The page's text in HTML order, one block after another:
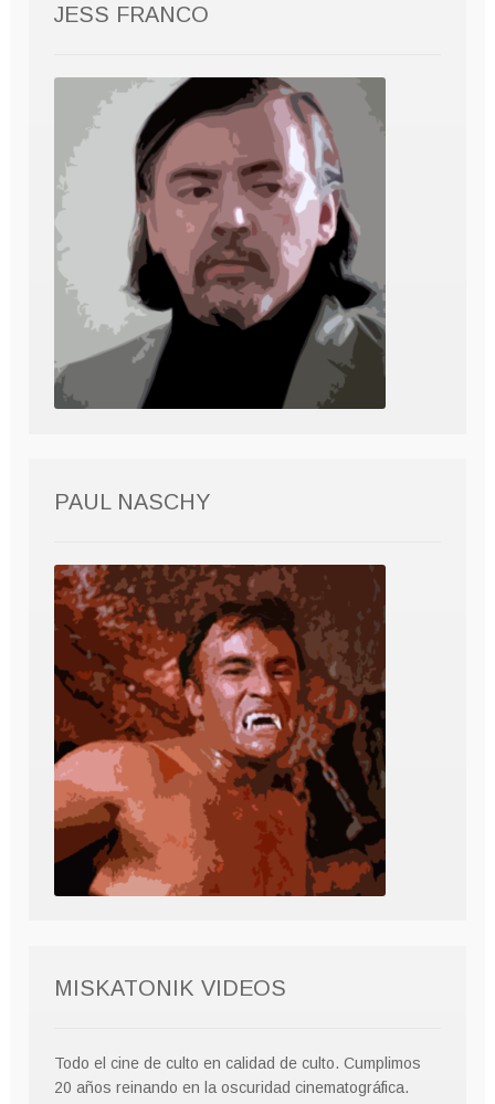
JESS FRANCO
PAUL NASCHY
MISKATONIK VIDEOS
Todo el cine de culto en calidad de culto. Cumplimos
20 años reinando en la oscuridad cinematográfica.